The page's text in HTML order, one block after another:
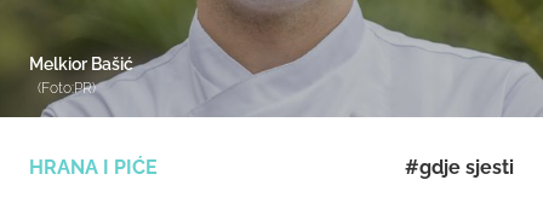
HRANA I PIĆE #gdje sjesti
Melkior Bašić
(Foto:PR)